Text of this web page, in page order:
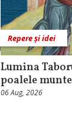
Repere și idei
Lumina
poalele
06 Aug, 2026